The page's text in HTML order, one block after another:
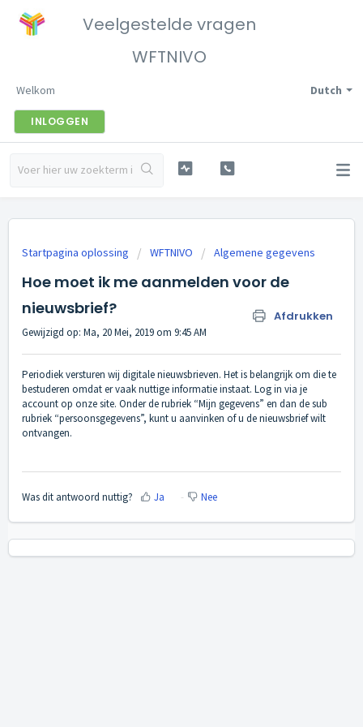
Veelgestelde vragen
WFTNIVO
Dutch
Welkom
INLOGGEN
Startpagina oplossing WFTNIVO Algemene gegevens
Hoe moet ik me aanmelden voor de
nieuwsbrief?
Afdrukken
Gewijzigd op: Ma, 20 Mei, 2019 om 9:45 AM
Periodiek versturen wij digitale nieuwsbrieven. Het is belangrijk om die te
bestuderen omdat er vaak nuttige informatie instaat. Log in via je
account op onze site. Onder de rubriek “Mijn gegevens” en dan de sub
rubriek “persoonsgegevens”, kunt u aanvinken of u de nieuwsbrief wilt
ontvangen.
Was dit antwoord nuttig? Ja Nee